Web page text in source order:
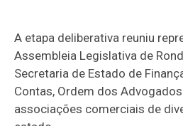
A etapa deliberativa reuniu
Assembleia Legislativa de
Secretaria de Estado de
Contas, Ordem dos
associações comerciais de